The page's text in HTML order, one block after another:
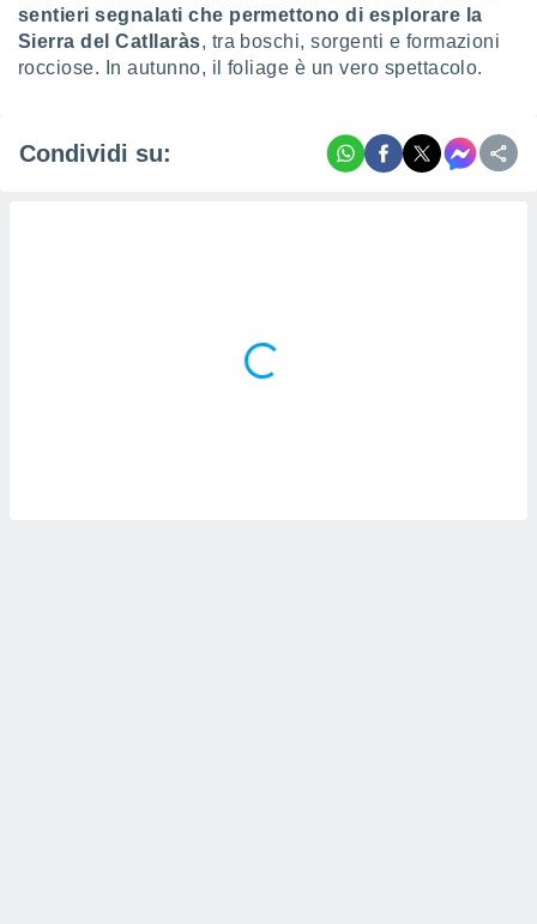
sentieri segnalati che permettono di esplorare la
Sierra del Catllaràs, tra boschi, sorgenti e formazioni
rocciose. In autunno, il foliage è un vero spettacolo.
Condividi su: